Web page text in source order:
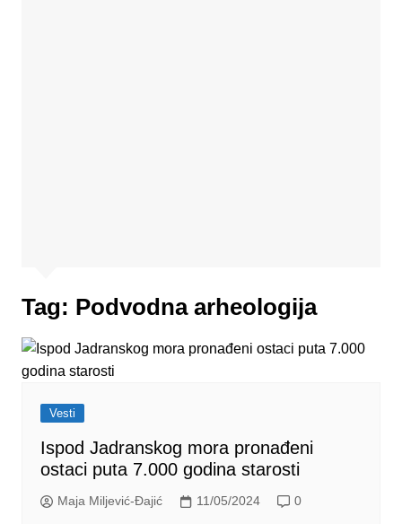
Tag: Podvodna arheologija
Vesti
Ispod Jadranskog mora pronađeni
ostaci puta 7.000 godina starosti
Maja Miljević-Đajić 11/05/2024 0